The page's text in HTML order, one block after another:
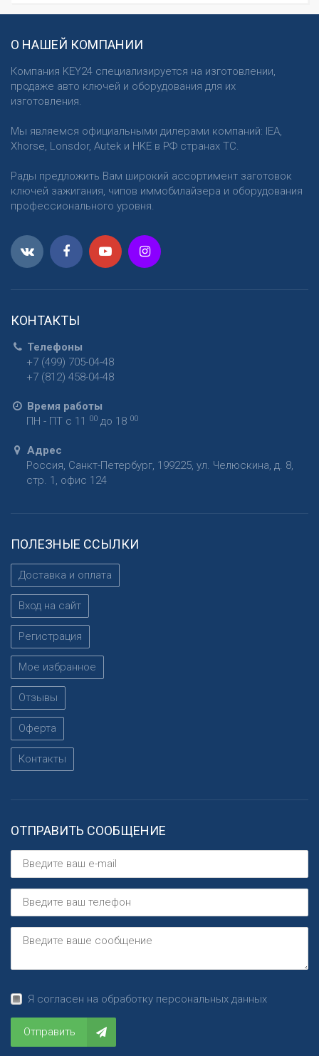
О НАШЕЙ КОМПАНИИ
Компания KEY24 специализируется на изготовлении,
продаже авто ключей и оборудования для их
изготовления.
Мы являемся официальными дилерами компаний: IEA,
Xhorse, Lonsdor, Autek и HKE в РФ странах ТС.
Рады предложить Вам широкий ассортимент заготовок
ключей зажигания, чипов иммобилайзера и оборудования
профессионального уровня.
КОНТАКТЫ
Телефоны
+7 (499) 705-04-48
+7 (812) 458-04-48
Время работы
ПН - ПТ с 11
00 до 18 00
Адрес
Россия, Санкт-Петербург, 199225, ул. Челюскина, д. 8,
стр. 1, офис 124
ПОЛЕЗНЫЕ ССЫЛКИ
Доставка и оплата
Вход на сайт
Регистрация
Мое избранное
Отзывы
Оферта
Контакты
ОТПРАВИТЬ СООБЩЕНИЕ
Я согласен на обработку персональных данных
Отправить